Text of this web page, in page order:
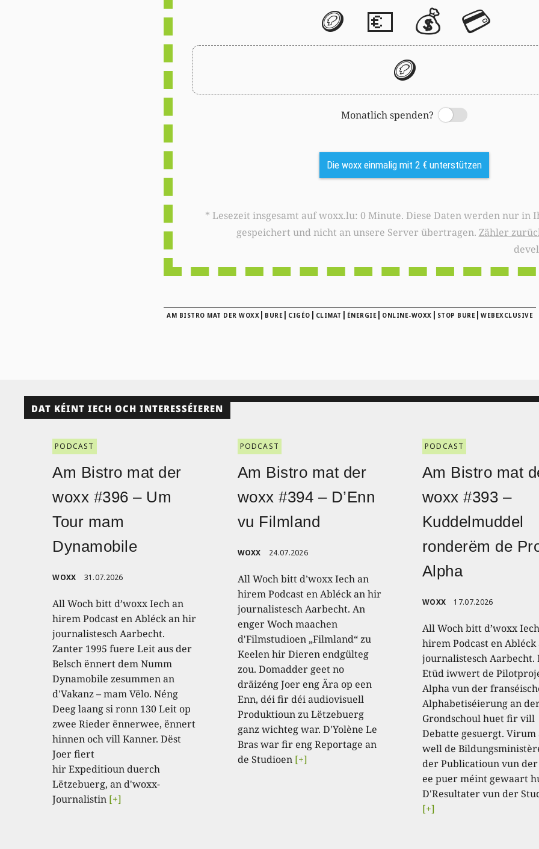
🪙 💶 💰 💳
🪙
Monatlich spenden?
Switch
Die woxx einmalig mit 2 € unterstützen
* Lesezeit insgesamt auf woxx.lu: 0 Minute. Diese Daten werden nur in Ihrem Browser
gespeichert und nicht an unsere Server übertragen. Zähler
AM BISTRO MAT DER WOXX | BURE | CIGÉO | CLIMAT | ÉNERGIE | ONLINE-WOXX | STOP BURE | WEBEXCLUSIVE
DAT KÉINT IECH OCH INTERESSÉIEREN
PODCAST
Am Bistro mat der
woxx #396 – Um
Tour mam
Dynamobile
WOXX 31.07.2026
All Woch bitt d’woxx Iech an
hirem Podcast en Abléck an hir
journalistesch Aarbecht.
Zanter 1995 fuere Leit aus der
Belsch ënnert dem Numm
Dynamobile zesummen an
d'Vakanz – mam Vëlo. Néng
Deeg laang si ronn 130 Leit op
zwee Rieder ënnerwee, ënnert
hinnen och vill Kanner. Dëst
Joer fiert
hir Expeditioun duerch
Lëtzebuerg, an d'woxx-
Journalistin [+]
PODCAST
Am Bistro mat der
woxx #394 – D’Enn
vu Filmland
WOXX 24.07.2026
All Woch bitt d’woxx Iech an
hirem Podcast en Abléck an hir
journalistesch Aarbecht. An
enger Woch maachen
d'Filmstudioen „Filmland“ zu
Keelen hir Dieren endgülteg
zou. Domadder geet no
dräizéng Joer eng Ära op een
Enn, déi fir déi audiovisuell
Produktioun zu Lëtzebuerg
ganz wichteg war. D'Yolène Le
Bras war fir eng Reportage an
de Studioen [+]
PODCAST
Am Bistro mat
woxx #393 –
Kuddelmuddel
ronderëm de
Alpha
WOXX 17.07.2026
All Woch bitt d’woxx
hirem Podcast en
journalistesch Aarbecht.
Etüd iwwert de
Alpha vun der
Alphabetiséierung an
Grondschoul huet fir vill
Debatte gesuergt. Virum
well de
der Publicatioun vun
ee puer méint gewaart
D'Resultater vun der
[+]